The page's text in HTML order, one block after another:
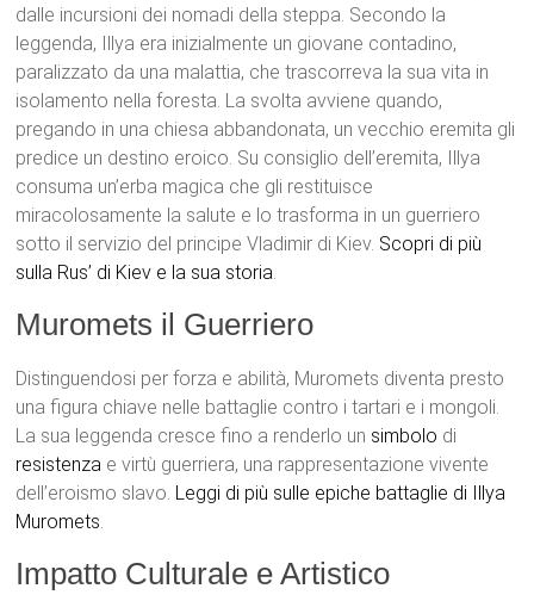
dalle incursioni dei nomadi della steppa. Secondo la
leggenda, Illya era inizialmente un giovane contadino,
paralizzato da una malattia, che trascorreva la sua vita in
isolamento nella foresta. La svolta avviene quando,
pregando in una chiesa abbandonata, un vecchio eremita gli
predice un destino eroico. Su consiglio dell’eremita, Illya
consuma un’erba magica che gli restituisce
miracolosamente la salute e lo trasforma in un guerriero
sotto il servizio del principe Vladimir di Kiev. Scopri di più
sulla Rus’ di Kiev e la sua storia.
Muromets il Guerriero
Distinguendosi per forza e abilità, Muromets diventa presto
una figura chiave nelle battaglie contro i tartari e i mongoli.
La sua leggenda cresce fino a renderlo un simbolo di
resistenza e virtù guerriera, una rappresentazione vivente
dell’eroismo slavo. Leggi di più sulle epiche battaglie di Illya
Muromets.
Impatto Culturale e Artistico